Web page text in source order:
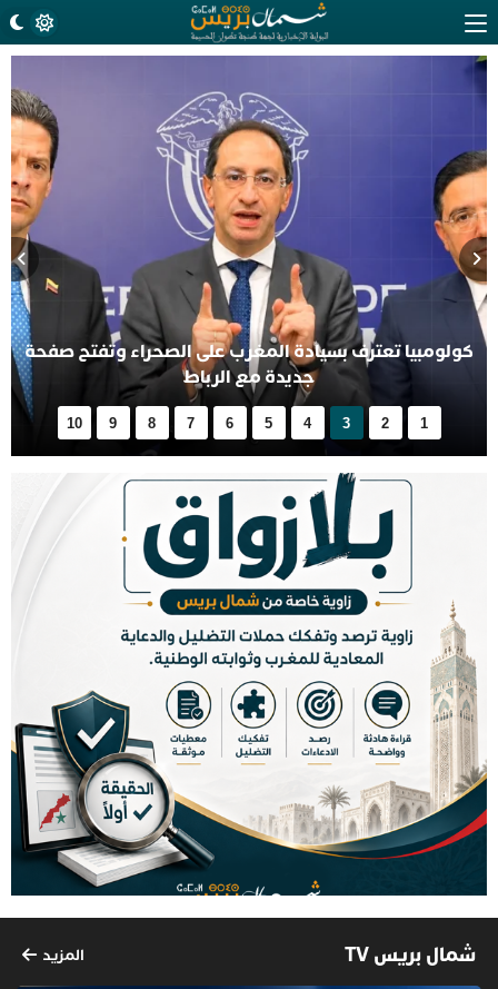
مجموعة “جيل زد 212” تنفي الدعوة إلى مظاهرات وتحذر
من منشورات منسوبة إليها
1
2
3
4
5
6
7
8
9
10
شمال بريس TV المزيد